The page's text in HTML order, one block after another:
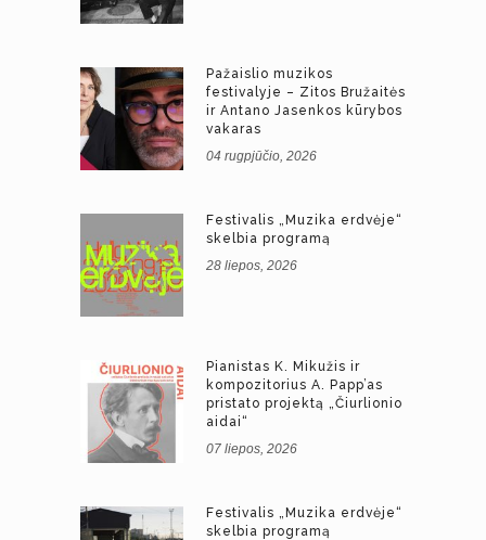
Pažaislio muzikos
festivalyje – Zitos Bružaitės
ir Antano Jasenkos kūrybos
vakaras
04 rugpjūčio, 2026
Festivalis „Muzika erdvėje“
skelbia programą
28 liepos, 2026
Pianistas K. Mikužis ir
kompozitorius A. Papp’as
pristato projektą „Čiurlionio
aidai“
07 liepos, 2026
Festivalis „Muzika erdvėje“
skelbia programą